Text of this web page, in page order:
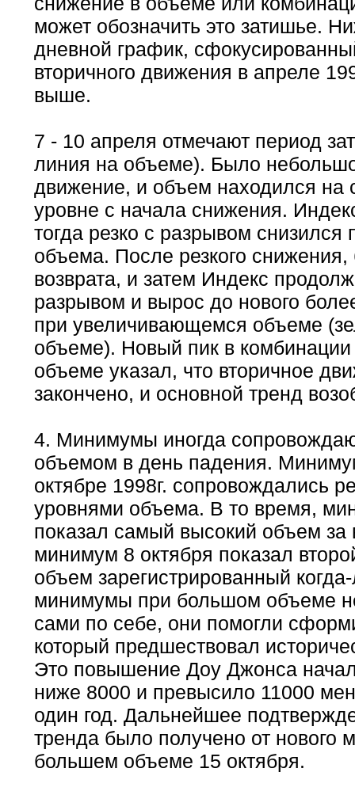
может обозначить это затишье.
дневной график,
вторичного движения в апреле
выше.
7 - 10 апреля отмечают период
линия на объеме). Было
движение, и объем находился на
уровне с начала снижения.
тогда резко с разрывом снизился
объема. После резкого
возврата, и затем Индекс
разрывом и вырос до нового
при увеличивающемся объеме
объеме). Новый пик в
объеме указал, что вторичное
закончено, и основной тренд
4. Минимумы иногда
объемом в день падения.
октябре 1998г. сопровождались
уровнями объема. В то время,
показал самый высокий объем за
минимум 8 октября показал
объем зарегистрированный
минимумы при большом объеме
сами по себе, они помогли
который предшествовал
Это повышение Доу Джонса
ниже 8000 и превысило 11000
один год. Дальнейшее
тренда было получено от нового
большем объеме 15 октября.